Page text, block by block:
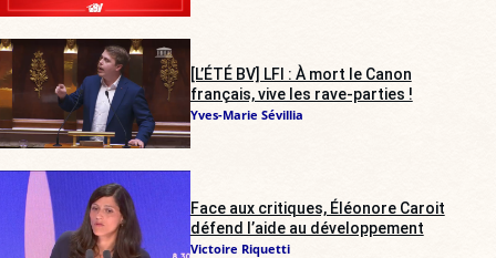
[L’ÉTÉ BV] LFI : À mort le Canon
français, vive les rave-parties !
Yves-Marie Sévillia
Face aux critiques, Éléonore Caroit
défend l’aide au développement
Victoire Riquetti